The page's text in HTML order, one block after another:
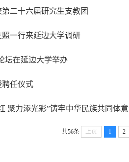
二十六届研究生支教团
一行来延边大学调研
坛在延边大学举办
聘任仪式
聚力添光彩”铸牢中华民族共同体
共56条 上页 1 2